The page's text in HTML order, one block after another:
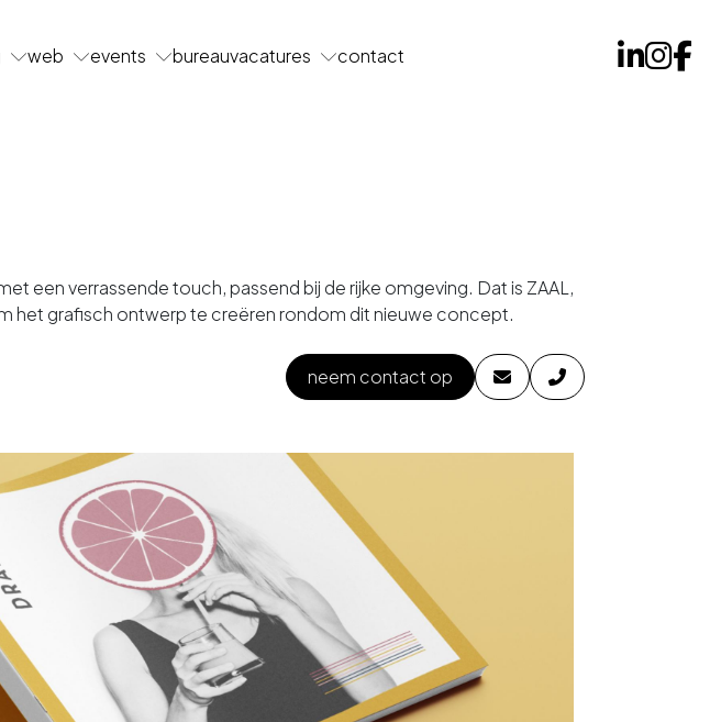
web events bureauvacatures contact
een verrassende touch, passend bij de rijke omgeving. Dat is ZAAL,
het grafisch ontwerp te creëren rondom dit nieuwe concept.
neem contact op